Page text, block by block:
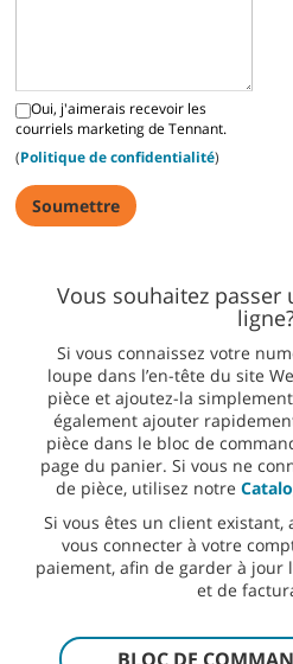
Oui, j'aimerais recevoir les
courriels marketing de Tennant.
(Politique de confidentialité)
Vous souhaitez passer
Si vous connaissez votre
loupe dans l’en-tête du site
pièce et ajoutez-la
également ajouter
pièce dans le bloc de
page du panier. Si vous ne
de pièce, utilisez notre
Si vous êtes un client existant,
vous connecter à votre
paiement, afin de garder à jour
et de